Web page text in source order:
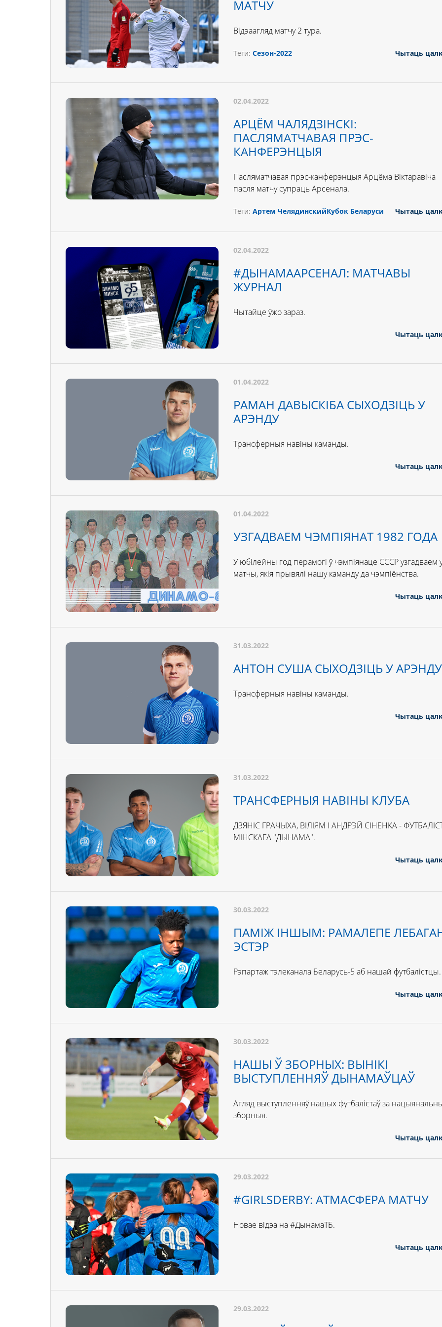
МАТЧУ
Відэаагляд матчу 2 тура.
Теги: Сезон-2022 Чытаць
02.04.2022
АРЦЁМ ЧАЛЯДЗІНСКІ:
ПАСЛЯМАТЧАВАЯ ПРЭС-
КАНФЕРЭНЦЫЯ
Пасляматчавая прэс-канферэнцыя Арцёма Віктаравіча
пасля матчу супраць Арсенала.
Теги: Артем ЧелядинскийКубок Беларуси Чытаць
02.04.2022
#ДЫНАМААРСЕНАЛ: МАТЧАВЫ
ЖУРНАЛ
Чытайце ўжо зараз.
Чытаць
01.04.2022
РАМАН ДАВЫСКІБА СЫХОДЗІЦЬ У
АРЭНДУ
Трансферныя навіны каманды.
Чытаць
01.04.2022
УЗГАДВАЕМ ЧЭМПІЯНАТ 1982 ГОДА
У юбілейны год перамогі ў чэмпіянаце СССР узгадваем
матчы, якія прывялі нашу каманду да чэмпіёнства.
Чытаць
31.03.2022
АНТОН СУША СЫХОДЗІЦЬ У АРЭНДУ
Трансферныя навіны каманды.
Чытаць
31.03.2022
ТРАНСФЕРНЫЯ НАВІНЫ КЛУБА
ДЗЯНІС ГРАЧЫХА, ВІЛІЯМ І АНДРЭЙ СІНЕНКА -
МІНСКАГА "ДЫНАМА".
Чытаць
30.03.2022
ПАМІЖ ІНШЫМ: РАМАЛЕПЕ
ЭСТЭР
Рэпартаж тэлеканала Беларусь-5 аб нашай футбалістцы.
Чытаць
30.03.2022
НАШЫ Ў ЗБОРНЫХ: ВЫНІКІ
ВЫСТУПЛЕННЯЎ ДЫНАМАЎЦАЎ
Агляд выступленняў нашых футбалістаў за
зборныя.
Чытаць
29.03.2022
#GIRLSDERBY: АТМАСФЕРА МАТЧУ
Новае відэа на #ДынамаТБ.
Чытаць
29.03.2022